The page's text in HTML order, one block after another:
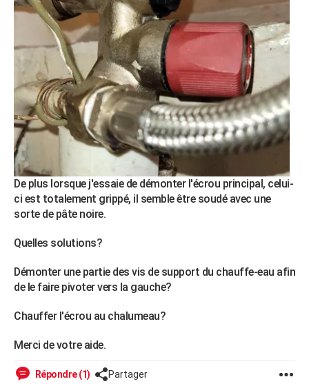
De plus lorsque j'essaie de démonter l'écrou principal, celui-
ci est totalement grippé, il semble être soudé avec une
sorte de pâte noire.
Quelles solutions?
Démonter une partie des vis de support du chauffe-eau afin
de le faire pivoter vers la gauche?
Chauffer l'écrou au chalumeau?
Merci de votre aide.
Répondre (1) Partager